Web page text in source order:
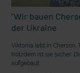
"Wir bauen
der Ukraine
Viktoriia lebt in Cherson.
trotzdem ist sie sicher:
aufgebaut.